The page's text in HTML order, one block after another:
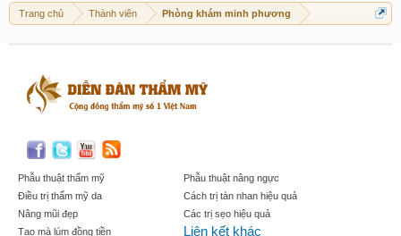
Trang chủ Thành viên Phòng khám minh phương
Phẫu thuật thẩm mỹ
Điều trị thẩm mỹ da
Nâng mũi đẹp
Tạo mà lúm đồng tiền
Phẫu thuật nâng ngực
Cách trị tàn nhan hiệu quả
Các trị sẹo hiệu quả
Liên kết khác